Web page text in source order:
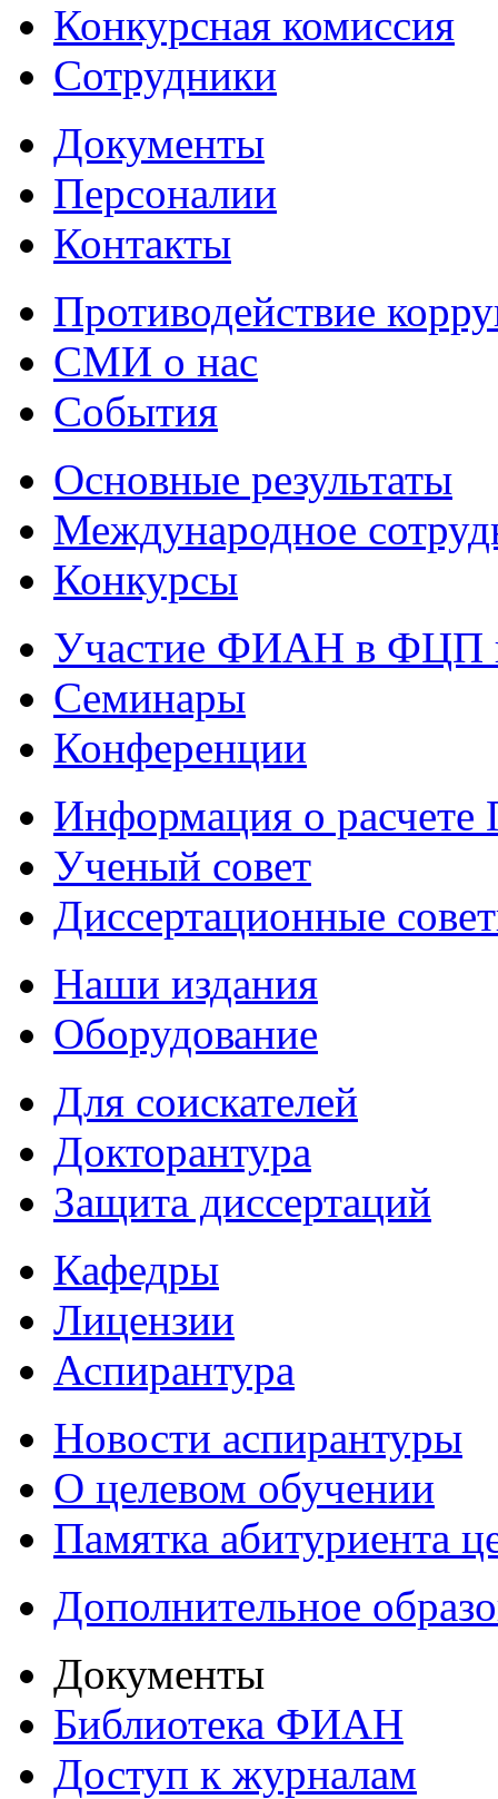
Конкурсная комиссия
Сотрудники
Документы
Персоналии
Контакты
Противодействие
СМИ о нас
События
Основные результаты
Международное
Конкурсы
Участие ФИАН в ФЦП
Семинары
Конференции
Информация о
Ученый совет
Диссертационные
Наши издания
Оборудование
Для соискателей
Докторантура
Защита диссертаций
Кафедры
Лицензии
Аспирантура
Новости аспирантуры
О целевом обучении
Памятка абитуриента
Дополнительное
Документы
Библиотека ФИАН
Доступ к журналам